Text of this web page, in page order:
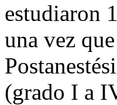
estudiaron
una vez
(grado I a